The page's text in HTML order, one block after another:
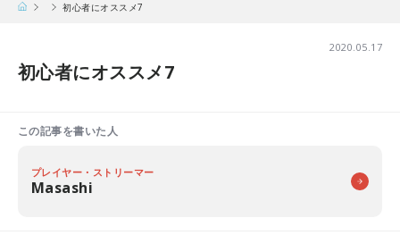
初心者にオススメ7
2020.05.17
初心者にオススメ7
この記事を書いた人
プレイヤー・ストリーマー
Masashi